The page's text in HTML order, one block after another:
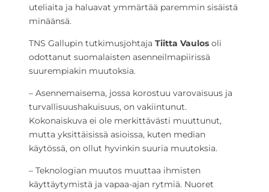
uteliaita ja haluavat ymmärtää paremmin sisäistä
minäänsä.
TNS Gallupin tutkimusjohtaja Tiitta Vaulos oli
odottanut suomalaisten asenneilmapiirissä
suurempiakin muutoksia.
– Asennemaisema, jossa korostuu varovaisuus ja
turvallisuushakuisuus, on vakiintunut.
Kokonaiskuva ei ole merkittävästi muuttunut,
mutta yksittäisissä asioissa, kuten median
käytössä, on ollut hyvinkin suuria muutoksia.
– Teknologian muutos muuttaa ihmisten
käyttäytymistä ja vapaa-ajan rytmiä. Nuoret